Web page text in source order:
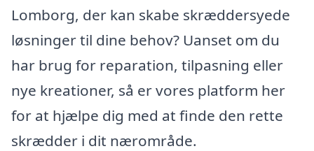
Lomborg, der kan skabe skræddersyede
løsninger til dine behov? Uanset om du
har brug for reparation, tilpasning eller
nye kreationer, så er vores platform her
for at hjælpe dig med at finde den rette
skrædder i dit nærområde.